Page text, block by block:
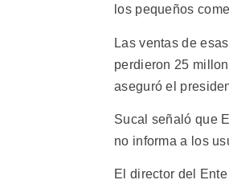
los pequeños
Las ventas de
perdieron 25
aseguró el
Sucal señaló que
no informa a los
El director del